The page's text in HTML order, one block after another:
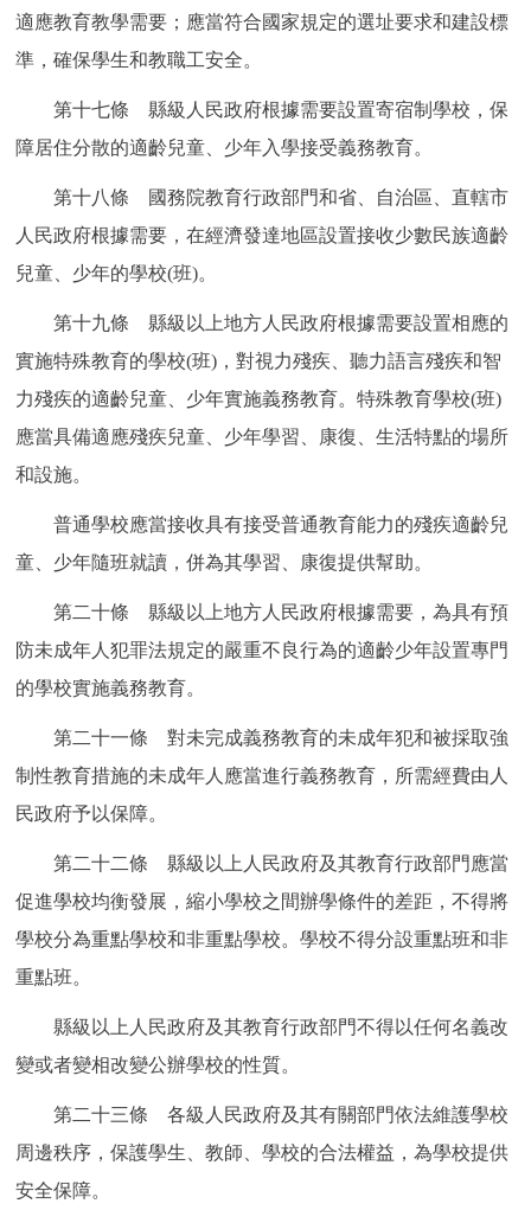
適應教育教學需要；應當符合國家規定的選址要求和建設標
準，確保學生和教職工安全。
第十七條 縣級人民政府根據需要設置寄宿制學校，保
障居住分散的適齡兒童、少年入學接受義務教育。
第十八條 國務院教育行政部門和省、自治區、直轄市
人民政府根據需要，在經濟發達地區設置接收少數民族適齡
兒童、少年的學校(班)。
第十九條 縣級以上地方人民政府根據需要設置相應的
實施特殊教育的學校(班)，對視力殘疾、聽力語言殘疾和智
力殘疾的適齡兒童、少年實施義務教育。特殊教育學校(班)
應當具備適應殘疾兒童、少年學習、康復、生活特點的場所
和設施。
普通學校應當接收具有接受普通教育能力的殘疾適齡兒
童、少年隨班就讀，併為其學習、康復提供幫助。
第二十條 縣級以上地方人民政府根據需要，為具有預
防未成年人犯罪法規定的嚴重不良行為的適齡少年設置專門
的學校實施義務教育。
第二十一條 對未完成義務教育的未成年犯和被採取強
制性教育措施的未成年人應當進行義務教育，所需經費由人
民政府予以保障。
第二十二條 縣級以上人民政府及其教育行政部門應當
促進學校均衡發展，縮小學校之間辦學條件的差距，不得將
學校分為重點學校和非重點學校。學校不得分設重點班和非
重點班。
縣級以上人民政府及其教育行政部門不得以任何名義改
變或者變相改變公辦學校的性質。
第二十三條 各級人民政府及其有關部門依法維護學校
周邊秩序，保護學生、教師、學校的合法權益，為學校提供
安全保障。